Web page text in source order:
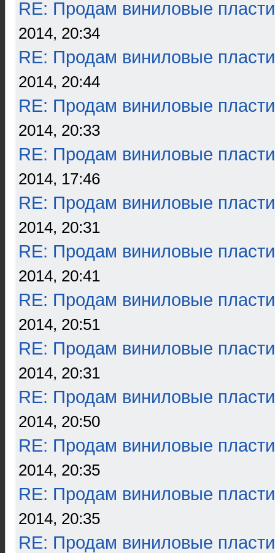
RE: Продам виниловые
2014, 20:34
RE: Продам виниловые
2014, 20:44
RE: Продам виниловые
2014, 20:33
RE: Продам виниловые
2014, 17:46
RE: Продам виниловые
2014, 20:31
RE: Продам виниловые
2014, 20:41
RE: Продам виниловые
2014, 20:51
RE: Продам виниловые
2014, 20:31
RE: Продам виниловые
2014, 20:50
RE: Продам виниловые
2014, 20:35
RE: Продам виниловые
2014, 20:35
RE: Продам виниловые